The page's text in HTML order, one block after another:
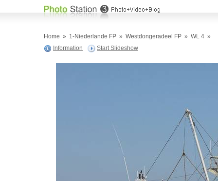
Home » 1-Niederlande FP » Westdongeradeel FP » WL 4 »
Information
Start Slideshow